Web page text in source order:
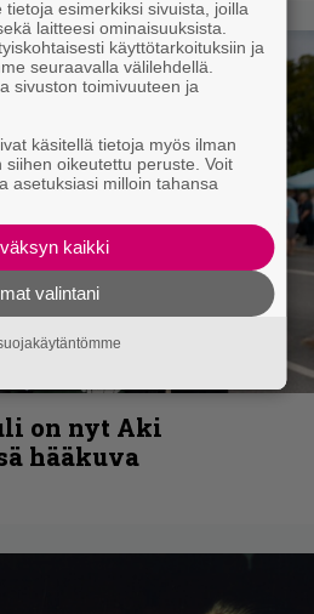
on nyt Aki
hääkuva
esimerkiksi sivuista, joilla
laitteesi ominaisuuksista.
käyttötarkoituksiin ja
seuraavalla välilehdellä.
sivuston toimivuuteen ja
käsitellä tietoja myös ilman
oikeutettu peruste. Voit
asetuksiasi milloin tahansa
kaikki
valintani